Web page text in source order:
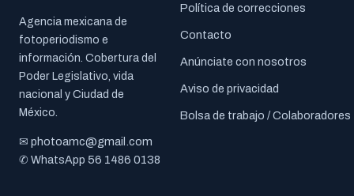
Agencia mexicana de
fotoperiodismo e
información. Cobertura del
Poder Legislativo, vida
nacional y Ciudad de
México.
✉ photoamc@gmail.com
✆ WhatsApp 56 1486 0138
Política de correcciones
Contacto
Anúnciate con nosotros
Aviso de privacidad
Bolsa de trabajo / Colaboradores